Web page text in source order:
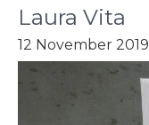
Laura Vita
12 November 2019